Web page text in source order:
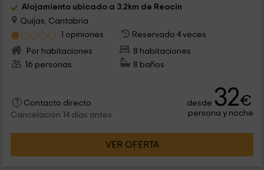
Alojamiento ubicado a 3.2km de Reocin
Quijas, Cantabria
1 opiniones
Reservado 4 veces
Por habitaciones
8 habitaciones
16 personas
8 baños
Contacto directo
Cancelación 14 días antes
desde 32€
persona y noche
VER OFERTA